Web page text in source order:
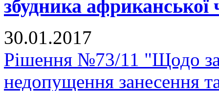
збудника
30.01.2017
Рішення №73/11 "Щодо
недопущення занесення